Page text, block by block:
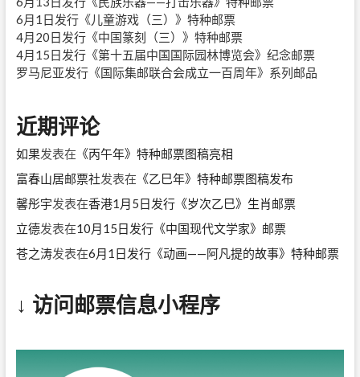
6月1日发行《儿童游戏（三）》特种邮票
4月20日发行《中国篆刻（三）》特种邮票
4月15日发行《第十五届中国国际园林博览会》纪念邮票
罗马尼亚发行《国际集邮联合会成立一百周年》系列邮品
近期评论
如果发表在 《丙午年》特种邮票图稿亮相
富春山居邮票社发表在 《乙巳年》特种邮票图稿发布
馨彤宇发表在香港1月5日发行《岁次乙巳》生肖邮票
立德发表在10月15日发行《中国现代文学家》邮票
苍之涛发表在6月1日发行《动画——阿凡提的故事》特种邮票
↓ 访问邮票信息小程序